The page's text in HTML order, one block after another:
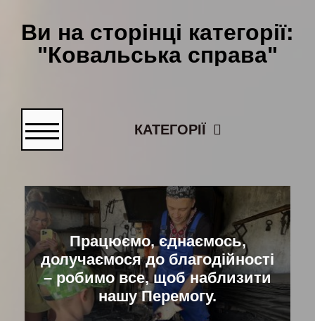
Ви на сторінці категорії:
"Ковальська справа"
КАТЕГОРІЇ
Працюємо, єднаємось,
долучаємося до благодійності
– робимо все, щоб наблизити
нашу Перемогу.